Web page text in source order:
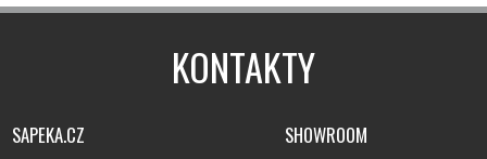
KONTAKTY
SAPEKA.CZ SHOWROOM